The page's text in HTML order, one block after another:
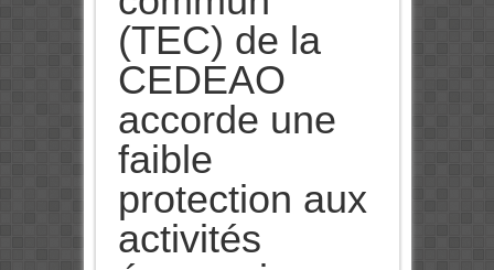
(TEC) de la
CEDEAO
accorde une
faible
protection aux
activités